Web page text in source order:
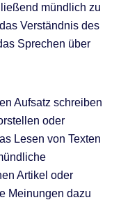
mündlich zu
Verständnis des
Sprechen über
Aufsatz schreiben
oder
Lesen von Texten
Artikel oder
Meinungen dazu